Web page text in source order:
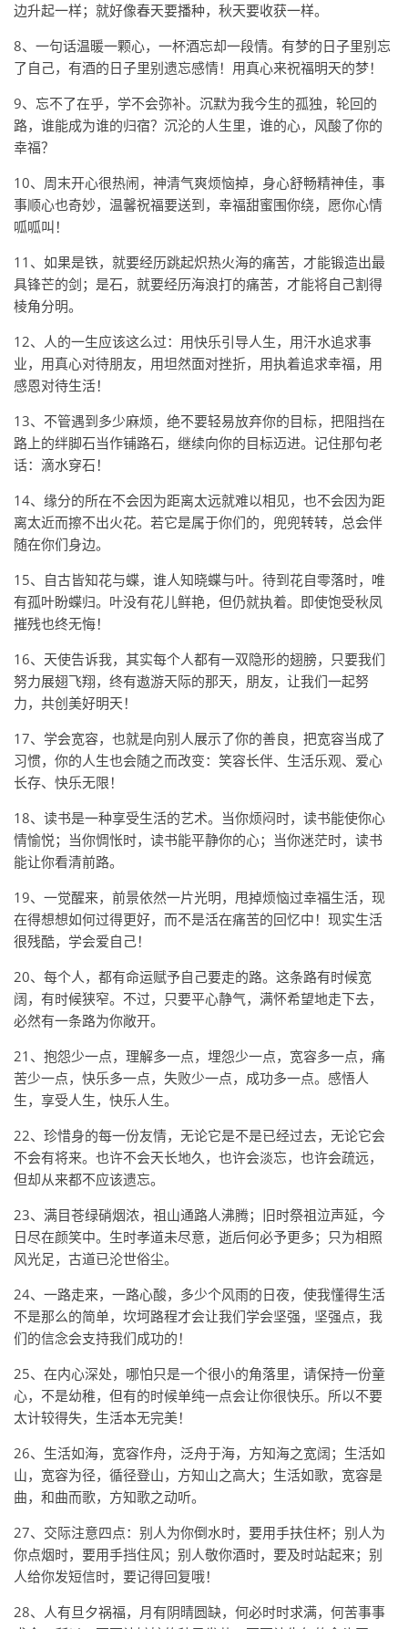
边升起一样；就好像春天要播种，秋天要收获一样。
8、一句话温暖一颗心，一杯酒忘却一段情。有梦的日子里别忘
了自己，有酒的日子里别遗忘感情！用真心来祝福明天的梦！
9、忘不了在乎，学不会弥补。沉默为我今生的孤独，轮回的
路，谁能成为谁的归宿？沉沦的人生里，谁的心，风酸了你的
幸福？
10、周末开心很热闹，神清气爽烦恼掉，身心舒畅精神佳，事
事顺心也奇妙，温馨祝福要送到，幸福甜蜜围你绕，愿你心情
呱呱叫！
11、如果是铁，就要经历跳起炽热火海的痛苦，才能锻造出最
具锋芒的剑；是石，就要经历海浪打的痛苦，才能将自己割得
棱角分明。
12、人的一生应该这么过：用快乐引导人生，用汗水追求事
业，用真心对待朋友，用坦然面对挫折，用执着追求幸福，用
感恩对待生活！
13、不管遇到多少麻烦，绝不要轻易放弃你的目标，把阻挡在
路上的绊脚石当作铺路石，继续向你的目标迈进。记住那句老
话：滴水穿石！
14、缘分的所在不会因为距离太远就难以相见，也不会因为距
离太近而擦不出火花。若它是属于你们的，兜兜转转，总会伴
随在你们身边。
15、自古皆知花与蝶，谁人知晓蝶与叶。待到花自零落时，唯
有孤叶盼蝶归。叶没有花儿鲜艳，但仍就执着。即使饱受秋凤
摧残也终无悔！
16、天使告诉我，其实每个人都有一双隐形的翅膀，只要我们
努力展翅飞翔，终有遨游天际的那天，朋友，让我们一起努
力，共创美好明天！
17、学会宽容，也就是向别人展示了你的善良，把宽容当成了
习惯，你的人生也会随之而改变：笑容长伴、生活乐观、爱心
长存、快乐无限！
18、读书是一种享受生活的艺术。当你烦闷时，读书能使你心
情愉悦；当你惆怅时，读书能平静你的心；当你迷茫时，读书
能让你看清前路。
19、一觉醒来，前景依然一片光明，甩掉烦恼过幸福生活，现
在得想想如何过得更好，而不是活在痛苦的回忆中！现实生活
很残酷，学会爱自己！
20、每个人，都有命运赋予自己要走的路。这条路有时候宽
阔，有时候狭窄。不过，只要平心静气，满怀希望地走下去，
必然有一条路为你敞开。
21、抱怨少一点，理解多一点，埋怨少一点，宽容多一点，痛
苦少一点，快乐多一点，失败少一点，成功多一点。感悟人
生，享受人生，快乐人生。
22、珍惜身的每一份友情，无论它是不是已经过去，无论它会
不会有将来。也许不会天长地久，也许会淡忘，也许会疏远，
但却从来都不应该遗忘。
23、满目苍绿硝烟浓，祖山通路人沸腾；旧时祭祖泣声延，今
日尽在颜笑中。生时孝道未尽意，逝后何必予更多；只为相照
风光足，古道已沦世俗尘。
24、一路走来，一路心酸，多少个风雨的日夜，使我懂得生活
不是那么的简单，坎坷路程才会让我们学会坚强，坚强点，我
们的信念会支持我们成功的！
25、在内心深处，哪怕只是一个很小的角落里，请保持一份童
心，不是幼稚，但有的时候单纯一点会让你很快乐。所以不要
太计较得失，生活本无完美！
26、生活如海，宽容作舟，泛舟于海，方知海之宽阔；生活如
山，宽容为径，循径登山，方知山之高大；生活如歌，宽容是
曲，和曲而歌，方知歌之动听。
27、交际注意四点：别人为你倒水时，要用手扶住杯；别人为
你点烟时，要用手挡住风；别人敬你酒时，要及时站起来；别
人给你发短信时，要记得回复哦！
28、人有旦夕祸福，月有阴晴圆缺，何必时时求满，何苦事事